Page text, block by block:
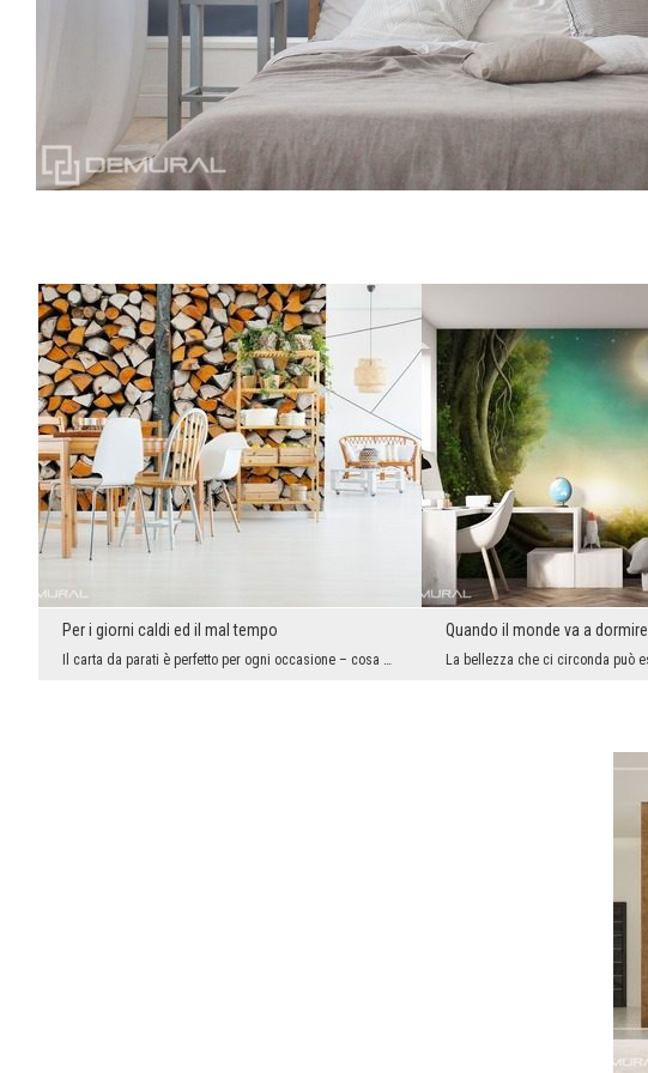
Per i giorni caldi ed il mal tempo
Il carta da parati è perfetto per ogni occasione – cosa pensi della decorazione che viene associa...
Quando il monde va a dormire